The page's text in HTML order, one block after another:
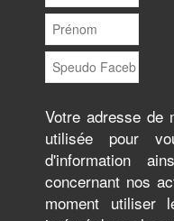
Votre adresse de
utilisée pour
d'information
concernant nos
moment utiliser